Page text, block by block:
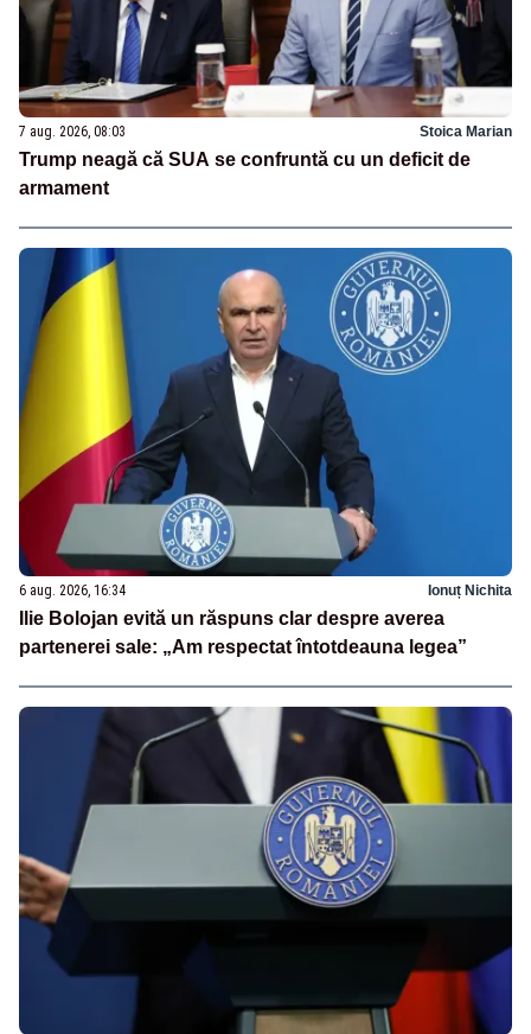
7 aug. 2026, 08:03 Stoica Marian
Trump neagă că SUA se confruntă cu un deficit de
armament
6 aug. 2026, 16:34 Ionuț Nichita
Ilie Bolojan evită un răspuns clar despre averea
partenerei sale: „Am respectat întotdeauna legea”